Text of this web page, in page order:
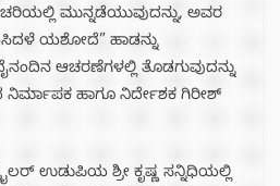
ಮುನ್ನಡೆಯುವುದನ್ನು, ಅವರ
ಯಶೋದೆ” ಹಾಡನ್ನು
ಆಚರಣೆಗಳಲ್ಲಿ ತೊಡಗುವುದನ್ನು
ನಿರ್ಮಾಪಕ ಹಾಗೂ ನಿರ್ದೇಶಕ ಗಿರೀಶ್
ಉಡುಪಿಯ ಶ್ರೀ ಕೃಷ್ಣ ಸನ್ನಿಧಿಯಲ್ಲಿ